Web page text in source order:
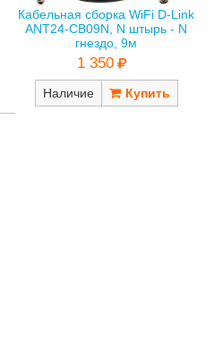
Кабельная сборка WiFi D-Link
ANT24-CB09N, N штырь - N
гнездо, 9м
1 350
Наличие